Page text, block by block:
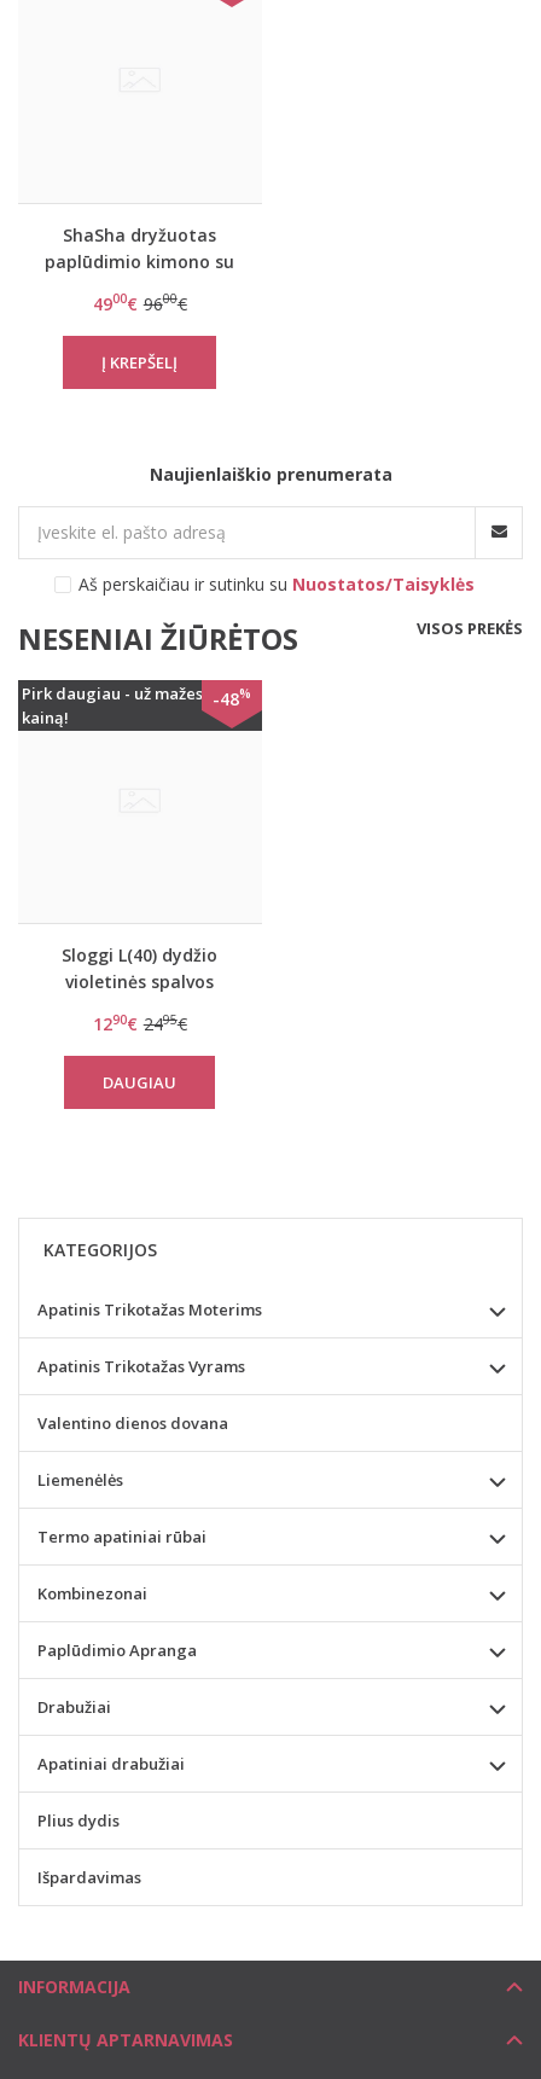
ShaSha dryžuotas
paplūdimio kimono su
4900€ 9600€
Naujienlaiškio prenumerata
Aš perskaičiau ir sutinku su Nuostatos/Taisyklės
NESENIAI ŽIŪRĖTOS VISOS PREKĖS
Pirk daugiau - už mažesnę
kainą!
-48%
Sloggi L(40) dydžio
violetinės spalvos
Lace Bralette
1290€ 2495€
DAUGIAU
KATEGORIJOS
Apatinis Trikotažas Moterims
Apatinis Trikotažas Vyrams
Valentino dienos dovana
Liemenėlės
Termo apatiniai rūbai
Kombinezonai
Paplūdimio Apranga
Drabužiai
Apatiniai drabužiai
Plius dydis
Išpardavimas
INFORMACIJA
KLIENTŲ APTARNAVIMAS